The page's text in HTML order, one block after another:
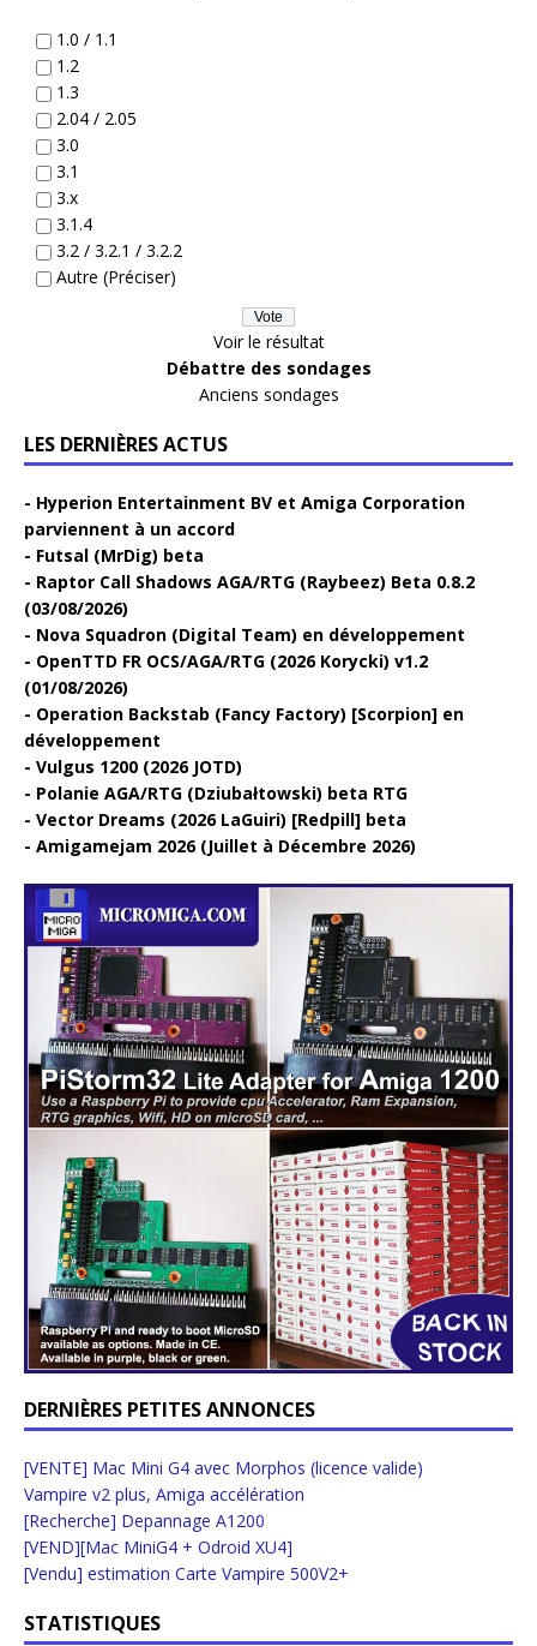
1.0 / 1.1
1.2
1.3
2.04 / 2.05
3.0
3.1
3.x
3.1.4
3.2 / 3.2.1 / 3.2.2
Autre (Préciser)
Voir le résultat
Débattre des sondages
Anciens sondages
LES DERNIÈRES ACTUS
Hyperion Entertainment BV et Amiga Corporation
parviennent à un accord
Futsal (MrDig) beta
Raptor Call Shadows AGA/RTG (Raybeez) Beta 0.8.2
(03/08/2026)
Nova Squadron (Digital Team) en développement
OpenTTD FR OCS/AGA/RTG (2026 Korycki) v1.2
(01/08/2026)
Operation Backstab (Fancy Factory) [Scorpion] en
développement
Vulgus 1200 (2026 JOTD)
Polanie AGA/RTG (Dziubałtowski) beta RTG
Vector Dreams (2026 LaGuiri) [Redpill] beta
Amigamejam 2026 (Juillet à Décembre 2026)
DERNIÈRES PETITES ANNONCES
[VENTE] Mac Mini G4 avec Morphos (licence valide)
Vampire v2 plus, Amiga accélération
[Recherche] Depannage A1200
[VEND][Mac MiniG4 + Odroid XU4]
[Vendu] estimation Carte Vampire 500V2+
STATISTIQUES